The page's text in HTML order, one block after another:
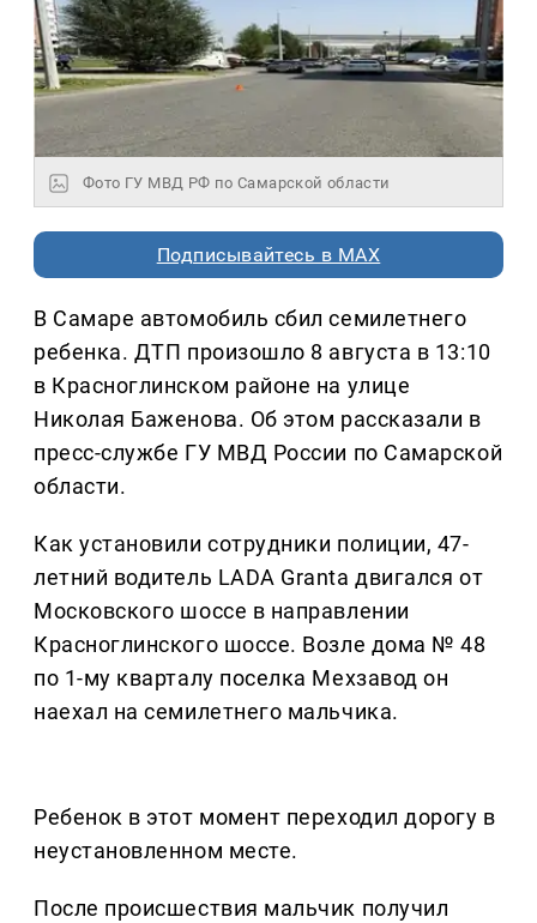
Фото ГУ МВД РФ по Самарской области
Подписывайтесь в MAX
В Самаре автомобиль сбил семилетнего
ребенка. ДТП произошло 8 августа в 13:10
в Красноглинском районе на улице
Николая Баженова. Об этом рассказали в
пресс-службе ГУ МВД России по Самарской
области.
Как установили сотрудники полиции, 47-
летний водитель LADA Granta двигался от
Московского шоссе в направлении
Красноглинского шоссе. Возле дома № 48
по 1-му кварталу поселка Мехзавод он
наехал на семилетнего мальчика.
Ребенок в этот момент переходил дорогу в
неустановленном месте.
После происшествия мальчик получил